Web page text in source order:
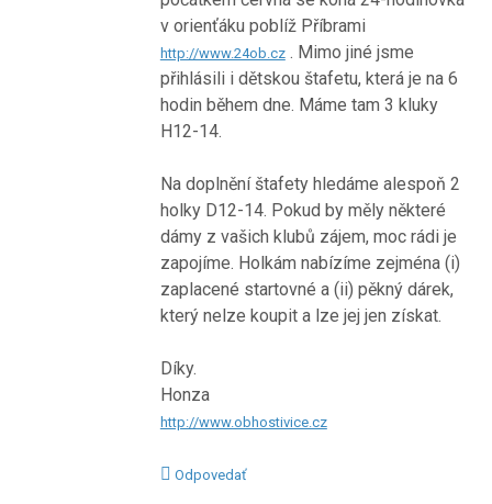
v orienťáku poblíž Příbrami
http://www.24ob.cz. Mimo jiné jsme
přihlásili i dětskou štafetu, která je na 6
hodin během dne. Máme tam 3 kluky
H12-14.
Na doplnění štafety hledáme alespoň 2
holky D12-14. Pokud by měly některé
dámy z vašich klubů zájem, moc rádi je
zapojíme. Holkám nabízíme zejména (i)
zaplacené startovné a (ii) pěkný dárek,
který nelze koupit a lze jej jen získat.
Díky.
Honza
http://www.obhostivice.cz
Odpovedať